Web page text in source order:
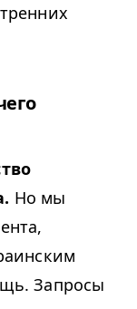
Но мы
Запросы